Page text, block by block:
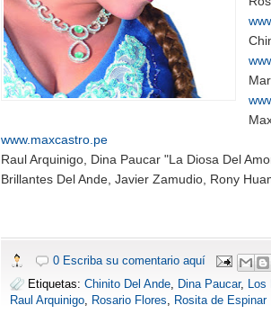
www.maxcastro.pe
Raul Arquinigo, Dina Paucar "La Diosa Del
Brillantes Del Ande, Javier Zamudio, Rony
0 Escriba su comentario aquí
Etiquetas: Chinito Del Ande Dina Paucar, Los
Raul Arquinigo Rosario Flores Rosita de Espinar